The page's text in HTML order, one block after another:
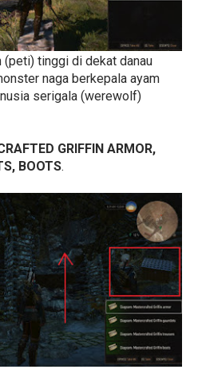
(peti) tinggi di dekat danau
naga berkepala ayam
serigala (werewolf)
GRIFFIN ARMOR,
BOOTS.